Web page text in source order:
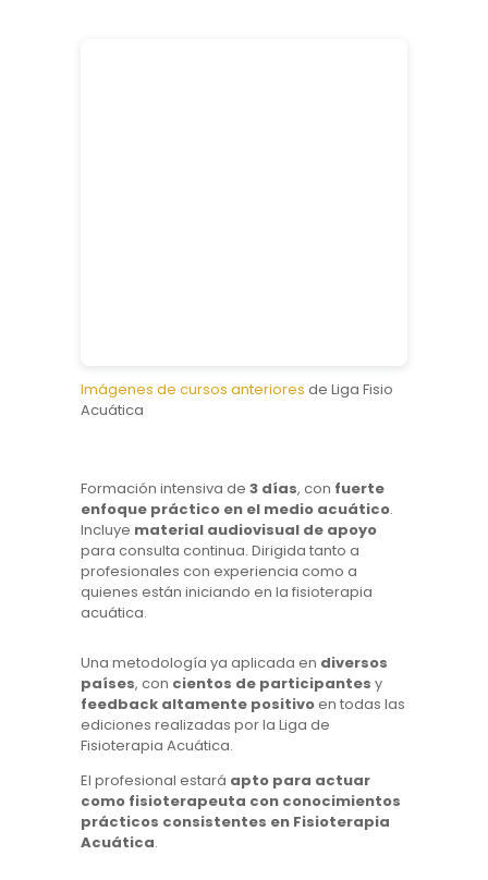
Imágenes de cursos anteriores de Liga Fisio
Acuática
Formación intensiva de 3 días, con fuerte
enfoque práctico en el medio acuático.
Incluye material audiovisual de apoyo
para consulta continua. Dirigida tanto a
profesionales con experiencia como a
quienes están iniciando en la fisioterapia
acuática.
Una metodología ya aplicada en diversos
países, con cientos de participantes y
feedback altamente positivoen todas las
ediciones realizadas por la Liga de
Fisioterapia Acuática.
El profesional estará apto para actuar
como fisioterapeuta con conocimientos
prácticos consistentes en Fisioterapia
Acuática.